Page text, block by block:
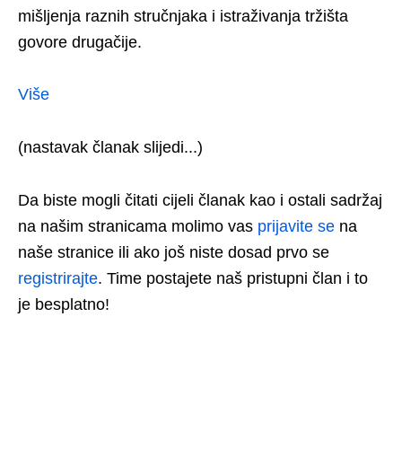
mišljenja raznih stručnjaka i istraživanja tržišta
govore drugačije.
Više
(nastavak članak slijedi...)
Da biste mogli čitati cijeli članak kao i ostali sadržaj
na našim stranicama molimo vas prijavite se na
naše stranice ili ako još niste dosad prvo se
registrirajte. Time postajete naš pristupni član i to
je besplatno!